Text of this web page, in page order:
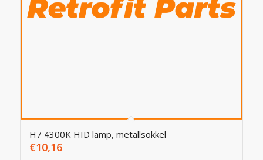
H7 4300K HID lamp, metallsokkel
€10,16